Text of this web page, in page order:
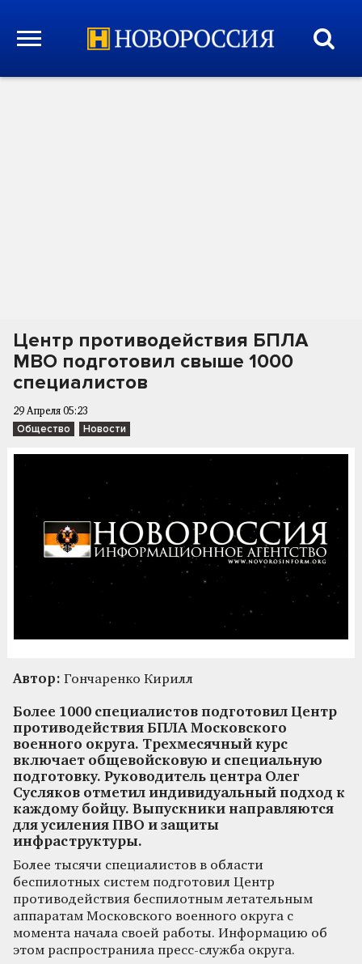
Центр противодействия БПЛА
МВО подготовил свыше 1000
специалистов
29 Апреля 05:23
Общество Новости
Автор: Гончаренко Кирилл
Более 1000 специалистов подготовил Центр
противодействия БПЛА Московского
военного округа. Трехмесячный курс
включает общевойсковую и специальную
подготовку. Руководитель центра Олег
Сусляков отметил индивидуальный подход к
каждому бойцу. Выпускники направляются
для усиления ПВО и защиты
инфраструктуры.
Более тысячи специалистов в области
беспилотных систем подготовил Центр
противодействия беспилотным летательным
аппаратам Московского военного округа с
момента начала своей работы. Информацию об
этом распространила пресс-служба округа.